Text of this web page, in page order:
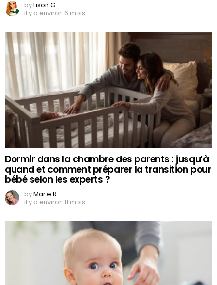
byLison G
il y a environ 6 mois
Dormir dans la chambre des parents : jusqu’à
quand et comment préparer la transition pour
bébé selon les experts ?
byMarie R.
il y a environ 11 mois